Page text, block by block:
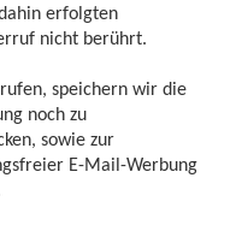
erfolgten
nicht berührt.
speichern wir die
noch zu
sowie zur
E-Mail-Werbung